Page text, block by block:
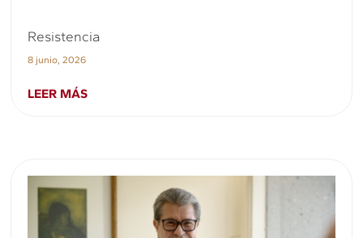
Resistencia
8 junio, 2026
LEER MÁS